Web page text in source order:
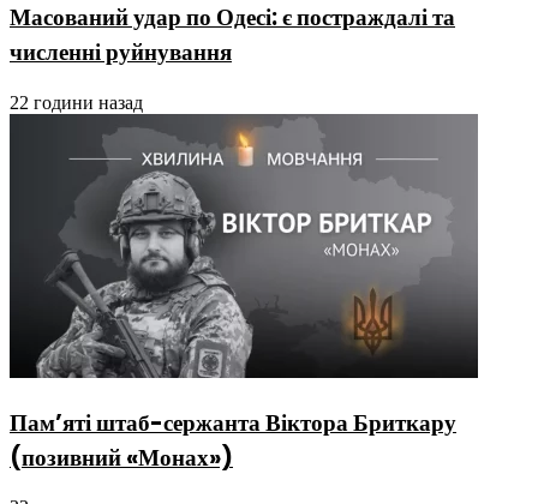
Масований удар по Одесі: є постраждалі та
численні руйнування
22 години назад
Пам’яті штаб-сержанта Віктора Бриткару
(позивний «Монах»)